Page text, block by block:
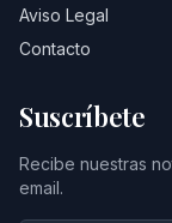
Aviso Legal
Contacto
Suscríbete
Recibe nuestras
email.